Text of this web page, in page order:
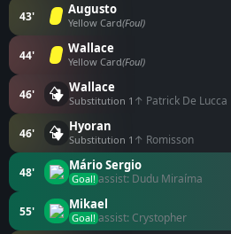
43' Augusto
Yellow Card(Foul)
44' Wallace
Yellow Card(Foul)
46' Wallace
Substitution 1 ↑ Patrick De Lucca
46' Hyoran
Substitution 1 ↑ Romisson
48' Mário Sergio
Goal! assist: Dudu Miraíma
55' Mikael
Goal! assist: Crystopher